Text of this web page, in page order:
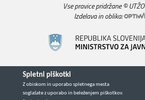
Spletni piškotki
Z obiskom in uporabo spletnega mesta
soglašate z uporabo in beleženjem piškotkov.
Vse pravice pridržane ©
Izdelava in oblika: